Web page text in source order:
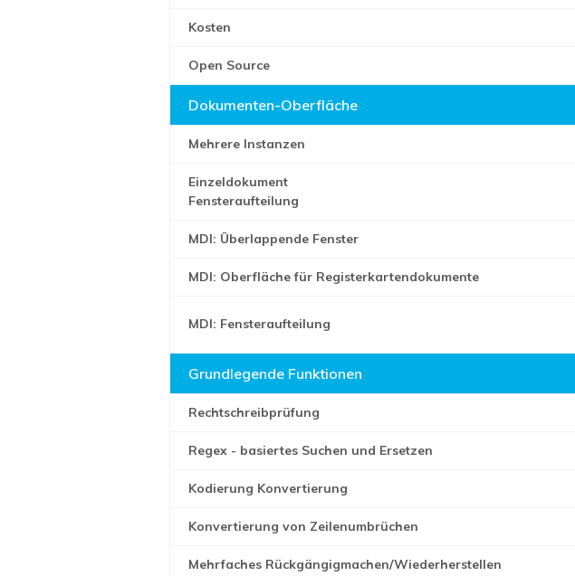
Kosten
Open Source
Dokumenten-Oberfläche
Mehrere Instanzen
Einzeldokument
Fensteraufteilung
MDI: Überlappende Fenster
MDI: Oberfläche für Registerkartendokumente
MDI: Fensteraufteilung
Grundlegende Funktionen
Rechtschreibprüfung
Regex - basiertes Suchen und Ersetzen
Kodierung Konvertierung
Konvertierung von Zeilenumbrüchen
Mehrfaches Rückgängigmachen/Wiederherstellen